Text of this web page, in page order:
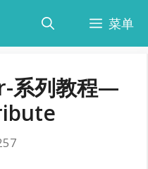
菜单
系列教程—